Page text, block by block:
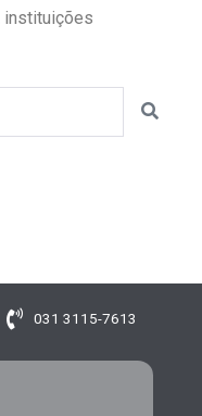
instituições
031 3115-7613